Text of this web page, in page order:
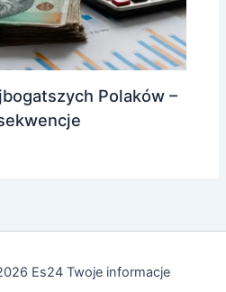
Polaków –
Es24 Twoje informacje